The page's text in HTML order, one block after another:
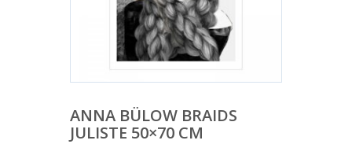
ANNA BÜLOW BRAIDS
JULISTE 50×70 CM